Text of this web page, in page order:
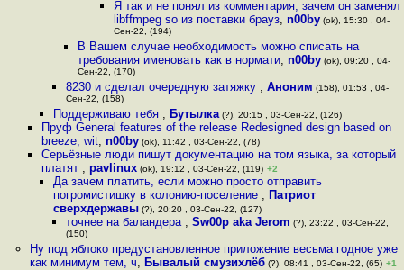
Я так и не понял из комментария, зачем он заменял
libffmpeg so из поставки брауз, n00by(ok), 15:30 , 04-
Сен-22, (194)
В Вашем случае необходимость можно списать на
требования именовать как в нормати, n00by(ok), 09:20 , 04-
Сен-22, (170)
8230 и сделал очередную затяжку , Аноним (158), 01:53 , 04-
Сен-22, (158)
Поддерживаю тебя , Бутылка (?), 20:15 , 03-Сен-22, (126)
Пруф General features of the release Redesigned design based on
breeze, wit, n00by(ok), 11:42 , 03-Сен-22, (78)
Серьёзные люди пишут документацию на том языка, за который
платят , pavlinux(ok), 19:12 , 03-Сен-22, (119) +2
Да зачем платить, если можно просто отправить
погромистишку в колонию-поселение , Патриот
сверхдержавы (?), 20:20 , 03-Сен-22, (127)
точнее на баландера , Sw00p aka Jerom (?), 23:22 , 03-Сен-22,
(150)
Ну под яблоко предустановленное приложение весьма годное уже
как минимум тем, ч, Бывалый смузихлёб(?), 08:41 , 03-Сен-22, (65) +1